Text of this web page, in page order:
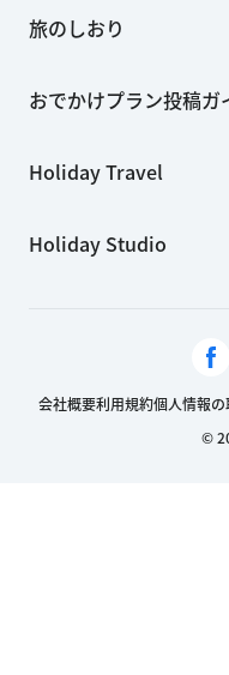
旅のしおり
おでかけプラン投稿ガ
Holiday Travel
Holiday Studio
会社概要利用規約個人情報
©